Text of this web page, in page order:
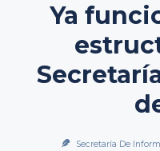
Ya
Secretaría De